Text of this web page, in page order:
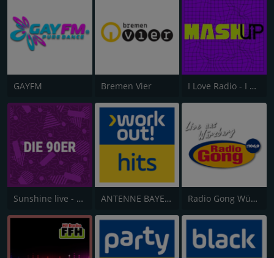
GAYFM Bremen Vier I Love Radio - I Love Mashup
Sunshine live - Die 90er ANTENNE BAYERN Workout Hits Radio Gong Würzburg